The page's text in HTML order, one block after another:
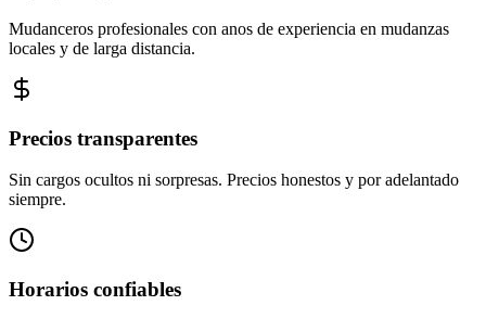
Mudanceros profesionales con anos de experiencia en mudanzas
locales y de larga distancia.
Precios transparentes
Sin cargos ocultos ni sorpresas. Precios honestos y por adelantado
siempre.
Horarios confiables